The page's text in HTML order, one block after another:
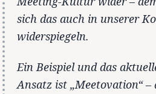
sich das auch in unserer
widerspiegeln.
Ein Beispiel und das
Ansatz ist „Meetovation“ –